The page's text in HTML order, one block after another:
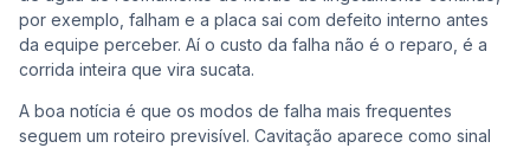
por exemplo, falham e a placa sai com defeito interno antes
da equipe perceber. Aí o custo da falha não é o reparo, é a
corrida inteira que vira sucata.
A boa notícia é que os modos de falha mais frequentes
seguem um roteiro previsível. Cavitação aparece como sinal